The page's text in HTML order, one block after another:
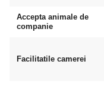
Accepta animale de
companie
Facilitatile camerei